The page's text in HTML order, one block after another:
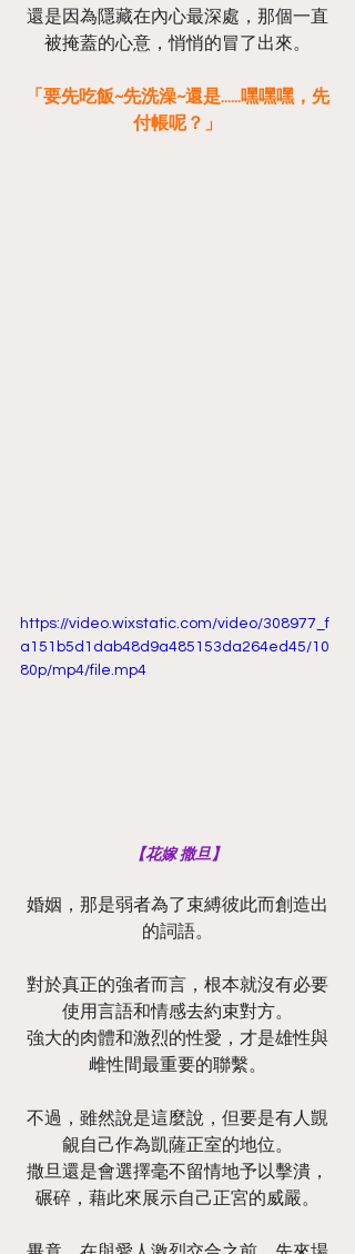
還是因為隱藏在內心最深處，那個一直
被掩蓋的心意，悄悄的冒了出來。
「要先吃飯~先洗澡~還是......嘿嘿嘿，先
付帳呢？」
https://video.wixstatic.com/video/308977_f
a151b5d1dab48d9a485153da264ed45/10
80p/mp4/file.mp4
【花嫁 撒旦】
婚姻，那是弱者為了束縛彼此而創造出
的詞語。
對於真正的強者而言，根本就沒有必要
使用言語和情感去約束對方。
強大的肉體和激烈的性愛，才是雄性與
雌性間最重要的聯繫。
不過，雖然說是這麼說，但要是有人覬
覦自己作為凱薩正室的地位。
撒旦還是會選擇毫不留情地予以擊潰，
碾碎，藉此來展示自己正宮的威嚴。